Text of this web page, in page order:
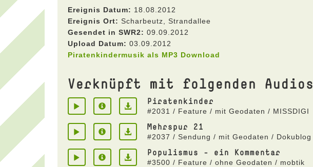
Ereignis Datum: 18.08.2012
Ereignis Ort: Scharbeutz, Strandallee
Gesendet in SWR2: 09.09.2012
Upload Datum: 03.09.2012
Piratenkindermusik als MP3 Download
Verknüpft mit folgenden Audios
Piratenkinder
#2031 / Feature / mit Geodaten / MISSDIGI
Mehrspur 21
#2037 / Sendung / mit Geodaten / Dokublog
Populismus - ein Kommentar
#3500 / Feature / ohne Geodaten / mobtik